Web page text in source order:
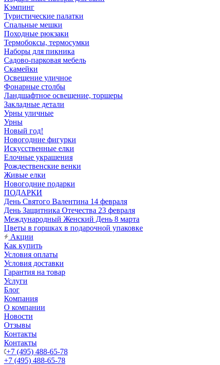
Кэмпинг
Туристические палатки
Спальные мешки
Походные рюкзаки
Термобоксы, термосумки
Наборы для пикника
Садово-парковая мебель
Скамейки
Освещение уличное
Фонарные столбы
Ландшафтное освещение, торшеры
Закладные детали
Урны уличные
Урны
Новый год!
Новогодние фигурки
Искусственные елки
Елочные украшения
Рождественские венки
Живые елки
Новогодние подарки
ПОДАРКИ
День Святого Валентина 14 февраля
День Защитника Отечества 23 февраля
Международный Женский День 8 марта
Цветы в горшках в подарочной упаковке
Акции
Как купить
Условия оплаты
Условия доставки
Гарантия на товар
Услуги
Блог
Компания
О компании
Новости
Отзывы
Контакты
Контакты
+7 (495) 488-65-78
+7 (495) 488-65-78